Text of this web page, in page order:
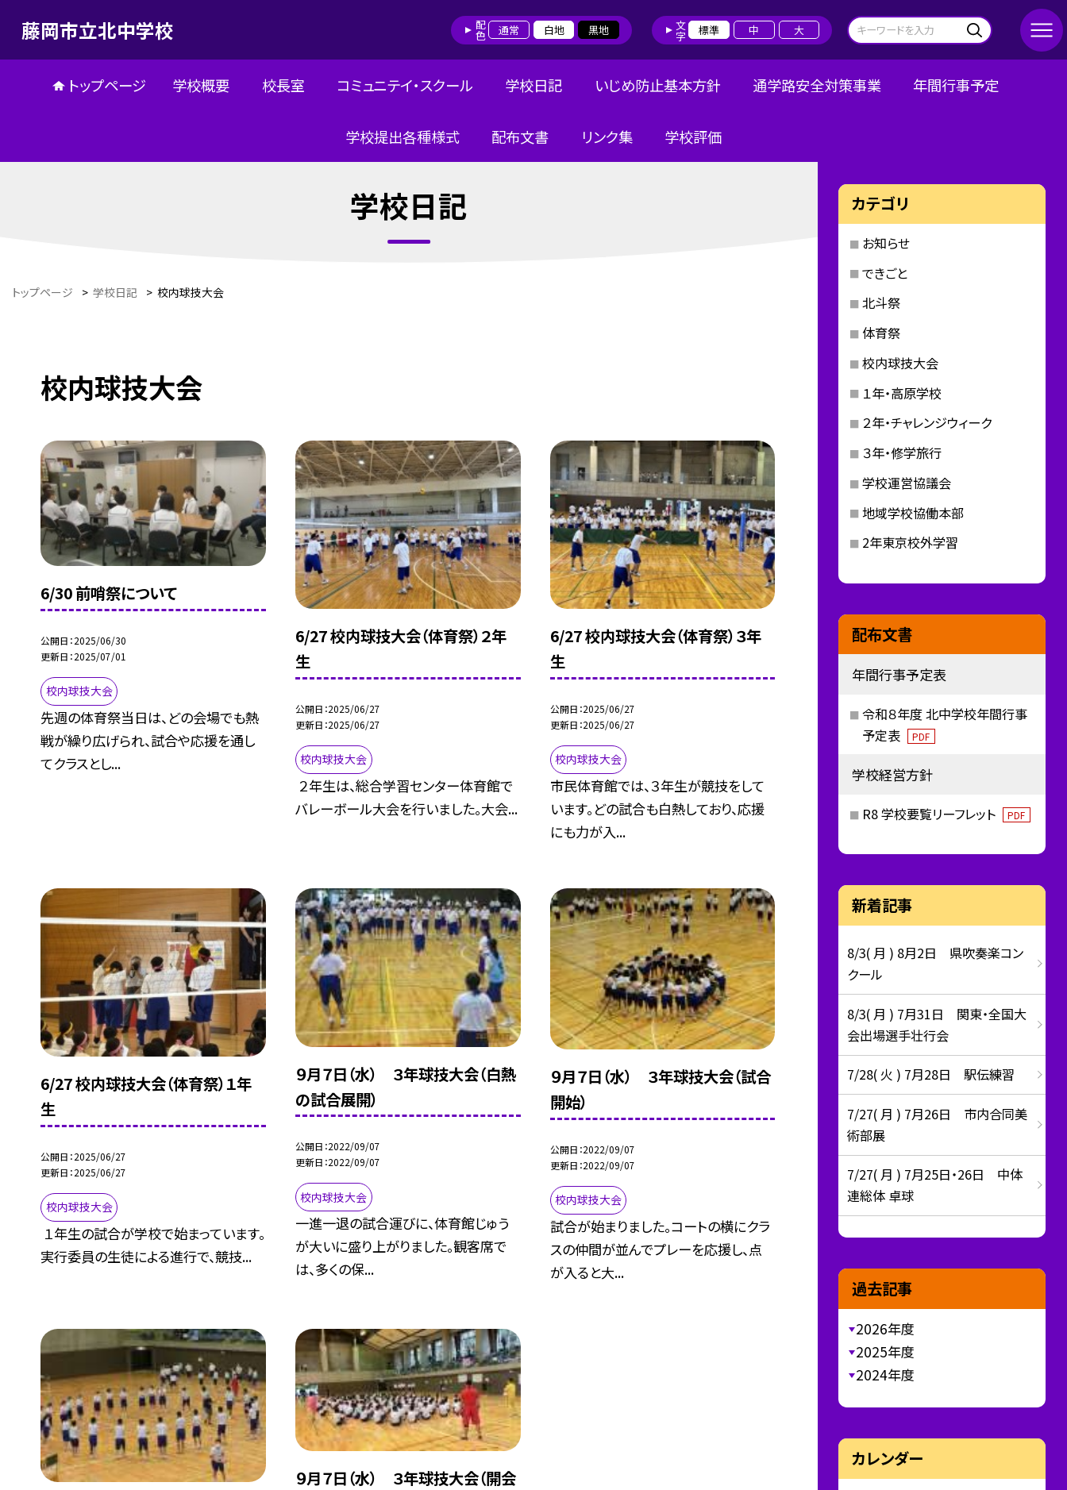
藤岡市立北中学校 配色 通常 白地 黒地 文字 標準 中 大
トップページ 学校概要 校長室 コミュニテイ・スクール 学校日記 いじめ防止基本方針 通学路安全対策事業 年間行事予定
学校提出各種様式 配布文書 リンク集 学校評価
学校日記
トップページ > 学校日記 > 校内球技大会
校内球技大会
6/30 前哨祭について
公開日 2025/06/30
更新日 2025/07/01
校内球技大会
先週の体育祭当日は、どの会場でも熱
戦が繰り広げられ、試合や応援を通し
てクラスとし...
6/27 校内球技大会（体育祭）２年
生
公開日 2025/06/27
更新日 2025/06/27
校内球技大会
２年生は、総合学習センター体育館で
バレーボール大会を行いました。大会...
6/27 校内球技大会（体育祭）３年
生
公開日 2025/06/27
更新日 2025/06/27
校内球技大会
市民体育館では、３年生が競技をして
います。どの試合も白熱しており、応援
にも力が入...
6/27 校内球技大会（体育祭）１年
生
公開日 2025/06/27
更新日 2025/06/27
校内球技大会
１年生の試合が学校で始まっています。
実行委員の生徒による進行で、競技...
９月７日（水） ３年球技大会（白熱
の試合展開）
公開日 2022/09/07
更新日 2022/09/07
校内球技大会
一進一退の試合運びに、体育館じゅう
が大いに盛り上がりました。観客席で
は、多くの保...
９月７日（水） ３年球技大会（試合
開始）
公開日 2022/09/07
更新日 2022/09/07
校内球技大会
試合が始まりました。コートの横にクラ
スの仲間が並んでプレーを応援し、点
が入ると大...
９月７日（水） ３年球技大会（開会
カテゴリ
お知らせ
できごと
北斗祭
体育祭
校内球技大会
１年・高原学校
２年・チャレンジウィーク
３年・修学旅行
学校運営協議会
地域学校協働本部
2年東京校外学習
配布文書
年間行事予定表
令和８年度 北中学校年間行事
予定表
PDF
学校経営方針
R8 学校要覧リーフレット PDF
新着記事
8/3( 月 ) 8月2日 県吹奏楽コン
クール
8/3( 月 ) 7月31日 関東・全国大
会出場選手壮行会
7/28( 火 ) 7月28日 駅伝練習
7/27( 月 ) 7月26日 市内合同美
術部展
7/27( 月 ) 7月25日・26日 中体
連総体 卓球
過去記事
2026年度
2025年度
2024年度
カレンダー